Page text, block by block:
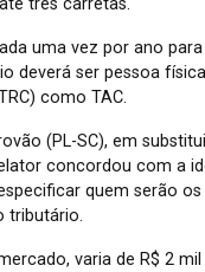
três carretas.
uma vez por ano
deverá ser pessoa
como TAC.
(PL-SC), em
concordou com a
quem serão
tributário.
varia de R$ 2